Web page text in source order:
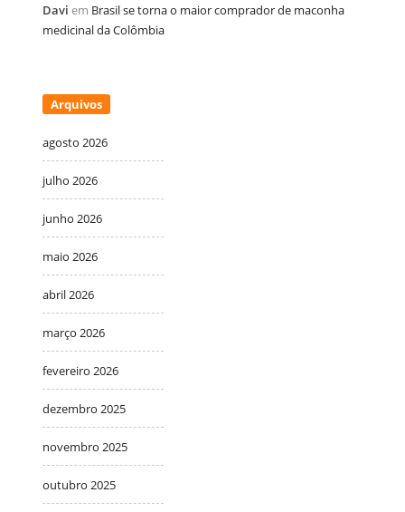
Davi em Brasil se torna o maior comprador de maconha
medicinal da Colômbia
Arquivos
agosto 2026
julho 2026
junho 2026
maio 2026
abril 2026
março 2026
fevereiro 2026
dezembro 2025
novembro 2025
outubro 2025